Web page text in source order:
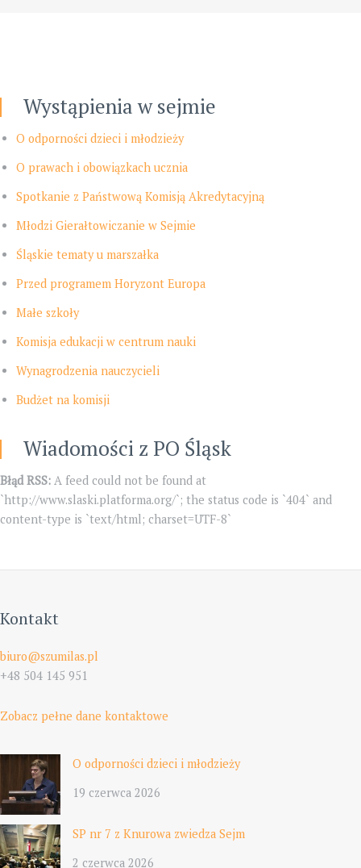
Wystąpienia w sejmie
O odporności dzieci i młodzieży
O prawach i obowiązkach ucznia
Spotkanie z Państwową Komisją Akredytacyjną
Młodzi Gierałtowiczanie w Sejmie
Śląskie tematy u marszałka
Przed programem Horyzont Europa
Małe szkoły
Komisja edukacji w centrum nauki
Wynagrodzenia nauczycieli
Budżet na komisji
Wiadomości z PO Śląsk
Błąd RSS: A feed could not be found at
`http://www.slaski.platforma.org/`; the status code is `404` and
content-type is `text/html; charset=UTF-8`
Kontakt
biuro@szumilas.pl
+48 504 145 951
Zobacz pełne dane kontaktowe
O odporności dzieci i młodzieży
19 czerwca 2026
SP nr 7 z Knurowa zwiedza Sejm
2 czerwca 2026